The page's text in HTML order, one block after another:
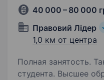
40 000 – 80 000
Правовий Лідер
1,0 км от центра
Полная занятость.
студента. Высшее